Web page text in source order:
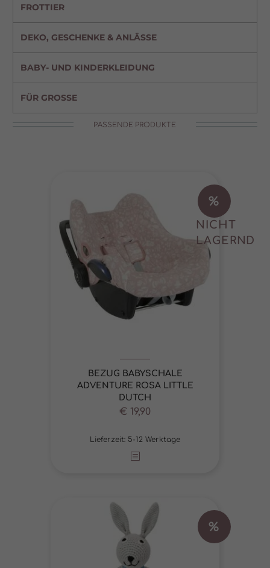
FROTTIER
DEKO, GESCHENKE & ANLÄSSE
BABY- UND KINDERKLEIDUNG
FÜR GROSSE
PASSENDE PRODUKTE
%
NICHT
LAGERND
BEZUG BABYSCHALE
ADVENTURE ROSA LITTLE
DUTCH
Ursprünglicher
war:
€ 32,95
€ 19,90
ist:
Lieferzeit: 5-12 Werktage
%